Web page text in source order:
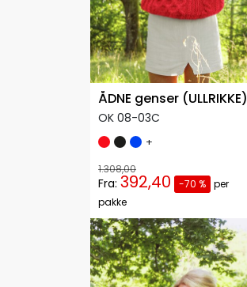
ÅDNE genser (ULLRIKKE)
OK 08-03C
+
1.308,00
Fra: 392,40 -70 % per
pakke